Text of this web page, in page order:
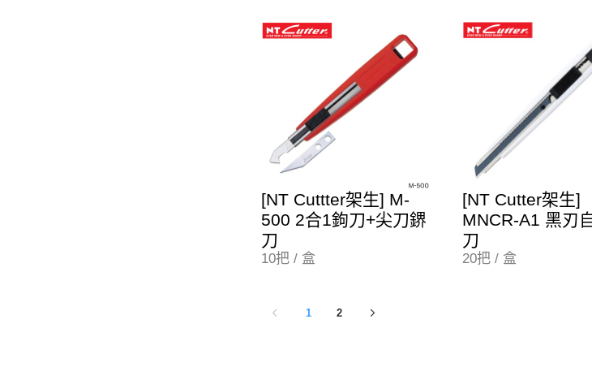
[NT Cuttter架生] M-
500 2合1鉤刀+尖刀鎅
刀
10把 / 盒
[NT Cutter架生]
MNCR-A1 黑刃
刀
20把 / 盒
1 2